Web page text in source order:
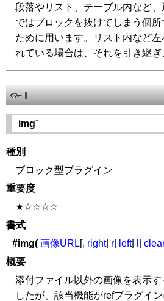
段落やリスト、テーブル内など
ではブロックを抜けてしまう個
ために用います。リスト内など
れている場合は、それを引き継ぎ
I†
img†
種別
ブロック型プラグイン
重要度
★☆☆☆☆
書式
#img( 画像URL[, right| r left|
概要
添付ファイル以外の画像を表示す
したが、該当機能がrefプラグイン